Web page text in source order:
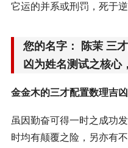
它运的并系或刑罚，死于逆
您的名字： 陈茉 三
凶为姓名测试之核心
金金木的三才配置数理吉
虽因勤奋可得一时之成功
时均有颠覆之险，另亦有